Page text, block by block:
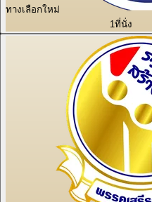
ทางเลือกใหม่
1ที่นั่ง